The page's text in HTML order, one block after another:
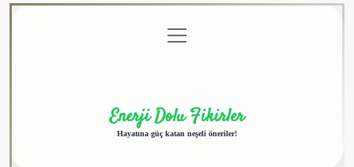
menüyü
aç
Enerji Dolu Fikirler
Hayatına güç katan neşeli öneriler!